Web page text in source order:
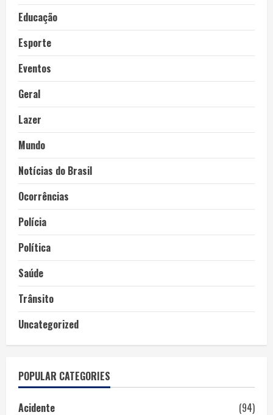
Educação
Esporte
Eventos
Geral
Lazer
Mundo
Notícias do Brasil
Ocorrências
Polícia
Política
Saúde
Trânsito
Uncategorized
POPULAR CATEGORIES
Acidente
(94)